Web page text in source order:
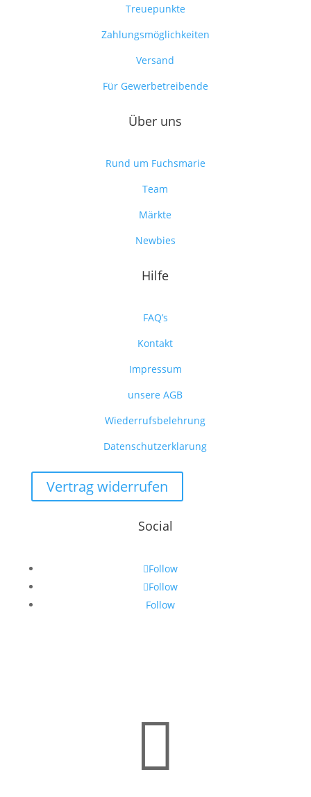
Treuepunkte
Zahlungsmöglichkeiten
Versand
Für Gewerbetreibende
Über uns
Rund um Fuchsmarie
Team
Märkte
Newbies
Hilfe
FAQ’s
Kontakt
Impressum
unsere AGB
Wiederrufsbelehrung
Datenschutzerklarung
Vertrag widerrufen
Social
Follow
Follow
Follow
